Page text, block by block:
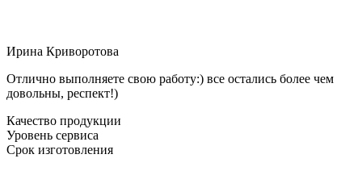
Ирина Криворотова
Отлично выполняете свою работу:) все остались более чем
довольны, респект!)
Качество продукции
Уровень сервиса
Срок изготовления